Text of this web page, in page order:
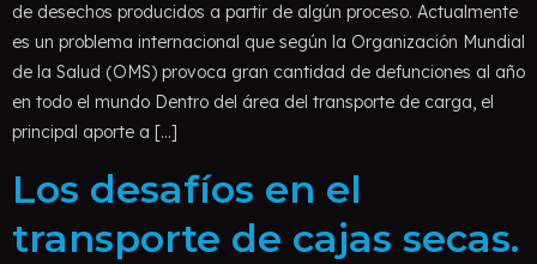
de desechos producidos a partir de algún proceso. Actualmente
es un problema internacional que según la Organización Mundial
de la Salud (OMS) provoca gran cantidad de defunciones al año
en todo el mundo Dentro del área del transporte de carga, el
principal aporte a […]
Los desafíos en el
transporte de cajas secas.